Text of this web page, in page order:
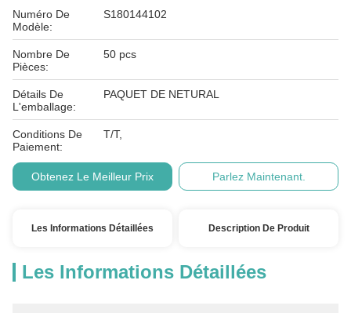
Numéro De
Modèle:
S180144102
Nombre De
Pièces:
50 pcs
Détails De
L'emballage:
PAQUET DE NETURAL
Conditions De
Paiement:
T/T,
Obtenez Le Meilleur Prix Parlez Maintenant.
Les Informations Détaillées Description De Produit
Les Informations Détaillées